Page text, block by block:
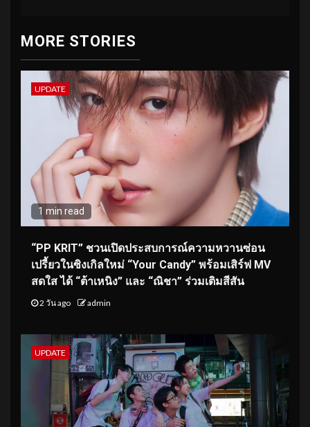
MORE STORIES
UPDATE
1 min read
“PP KRIT” ชวนเปิดประสบการณ์ความหวานซ่อน
เปรี้ยวในซิงเกิลใหม่ “Your Candy” พร้อมเสิร์ฟ MV
สดใส ได้ “ต้าเหนิง” และ “ณิชา” ร่วมเติมสีสัน
2 วัน ago admin
UPDATE